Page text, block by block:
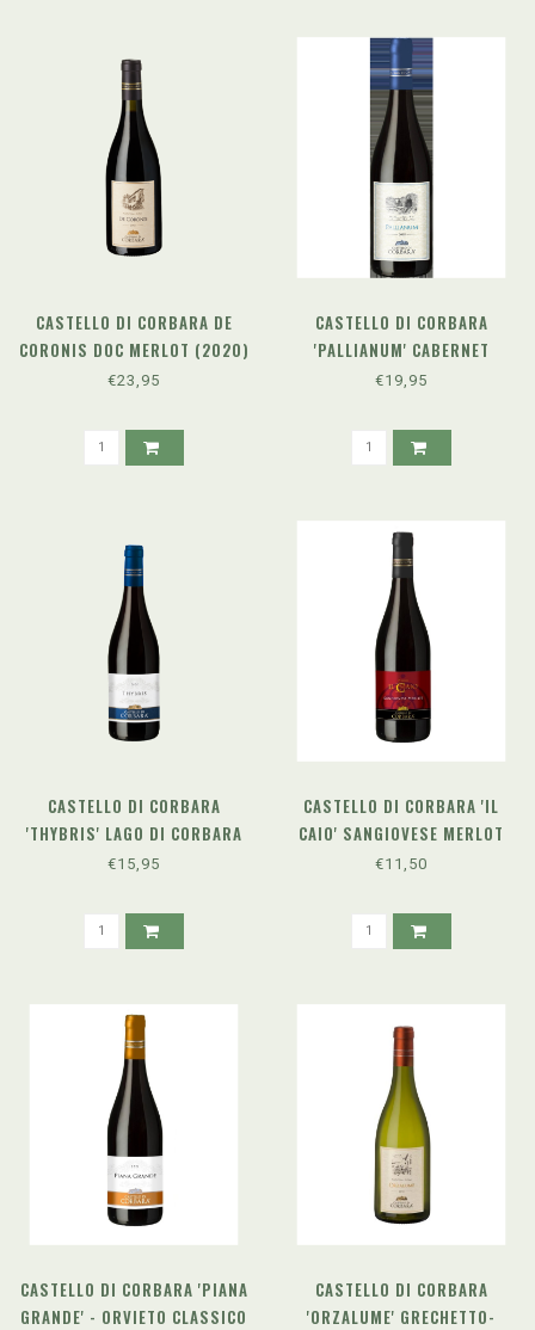
CASTELLO DI CORBARA DE
CORONIS DOC MERLOT (2020)
€23,95
CASTELLO DI CORBARA
'PALLIANUM' CABERNET
SAUVIGNON DOC (2022)
€19,95
CASTELLO DI CORBARA
'THYBRIS' LAGO DI CORBARA
SANGIOVESE DOC (2021)
€15,95
CASTELLO DI CORBARA 'IL
CAIO' SANGIOVESE MERLOT
UMBRIA IGT (2024)
€11,50
CASTELLO DI CORBARA 'PIANA
GRANDE' - ORVIETO CLASSICO
CASTELLO DI CORBARA
'ORZALUME' GRECHETTO-